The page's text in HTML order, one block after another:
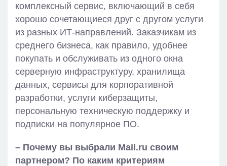
комплексный сервис, включающий в себя
хорошо сочетающиеся друг с другом услуги
из разных ИТ-направлений. Заказчикам из
среднего бизнеса, как правило, удобнее
покупать и обслуживать из одного окна
серверную инфраструктуру, хранилища
данных, сервисы для корпоративной
разработки, услуги киберзащиты,
персональную техническую поддержку и
подписки на популярное ПО.
– Почему вы выбрали Mail.ru своим
партнером? По каким критериям